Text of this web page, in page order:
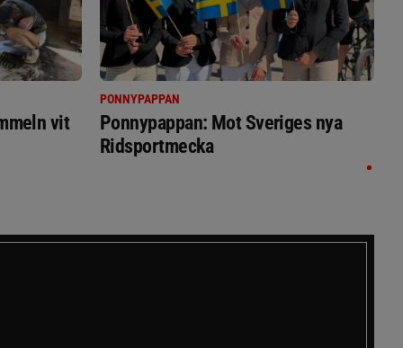
vit
PONNYPAPPAN
Ponnypappan: Mot Sveriges nya
Ridsportmecka